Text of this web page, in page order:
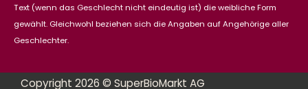
Text (wenn das Geschlecht nicht eindeutig ist) die weibliche Form
gewählt. Gleichwohl beziehen sich die Angaben auf Angehörige aller
Geschlechter.
Copyright 2026 © SuperBioMarkt AG